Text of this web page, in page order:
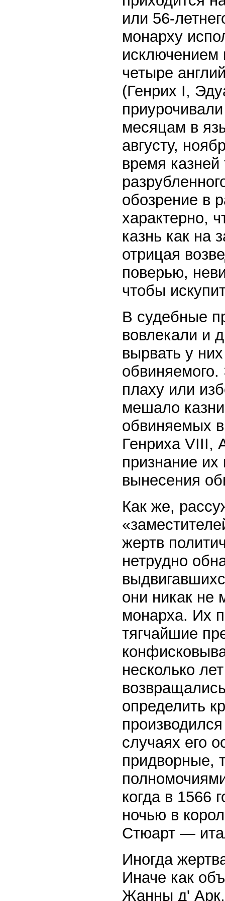
или 56-
монарху
исключением
четыре
(Генрих I,
месяцам в
августу,
время казней
обозрение в
характерно,
казнь как на
отрицая
поверью,
чтобы
В судебные
вовлекали и
вырвать у
плаху или
мешало
обвиняемых
Генриха VIII,
признание
вынесения
Как же,
жертв
нетрудно
они никак не
монарха. Их
тягчайшие
несколько
определить
случаях его
придворные,
когда в 1566
ночью в
Стюарт —
Иногда
Иначе как
Жанны д' Арк,